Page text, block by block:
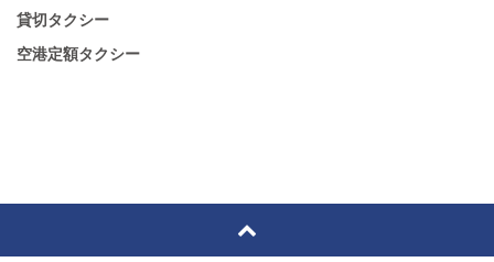
貸切タクシー
空港定額タクシー